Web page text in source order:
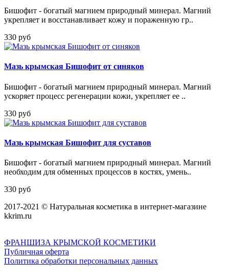
Бишофит - богатый магнием природный минерал. Магний
укрепляет и восстанавливает кожу и пораженную гр..
330 руб
Мазь крымская Бишофит от синяков
Бишофит - богатый магнием природный минерал. Магний
ускоряет процесс регенерации кожи, укрепляет ее ..
330 руб
Мазь крымская Бишофит для суставов
Бишофит - богатый магнием природный минерал. Магний
необходим для обменных процессов в костях, умень..
330 руб
2017-2021 © Натуральная косметика в интернет-магазине
kkrim.ru
ФРАНШИЗА КРЫМСКОЙ КОСМЕТИКИ
Публичная оферта
Политика обработки персональных данных